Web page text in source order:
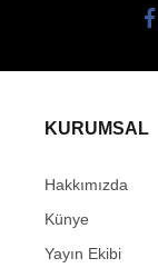
KURUMSAL
Hakkımızda
Künye
Yayın Ekibi